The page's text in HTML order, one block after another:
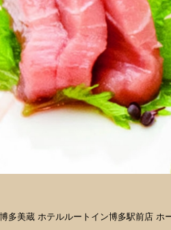
美蔵 ホテルルートイン博多駅前店 ホ